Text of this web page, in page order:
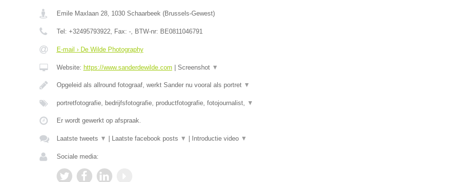
Emile Maxlaan 28, 1030 Schaarbeek(Brussels-Gewest)
Tel: +32495793922, Fax: -, BTW-nr: BE0811046791
E-mail › De Wilde Photography
Website: https://www.sanderdewilde.com Screenshot ▼
Opgeleid als allround fotograaf, werkt Sander nu vooral als portret ▼
portretfotografie, bedrijfsfotografie, productfotografie, fotojournalist, ▼
Er wordt gewerkt op afspraak.
Laatste tweets ▼ Laatste facebook posts ▼ Introductie video ▼
Sociale media: